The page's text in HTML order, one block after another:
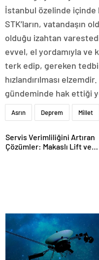
İstanbul özelinde
STK’ların, vatandaşın
olduğu izahtan
evvel, el yordamıyla ve
terk edip, gereken
hızlandırılması
gündeminde hak ettiği
Asrın Deprem Millet
Servis Verimliliğini Artıran
Çözümler: Makaslı Lift ve